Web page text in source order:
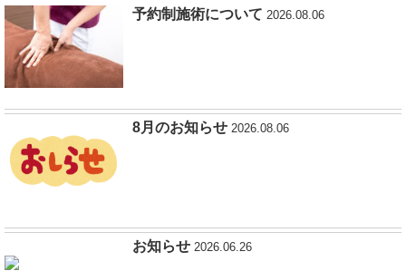
予約制施術について 2026.08.06
8月のお知らせ 2026.08.06
お知らせ 2026.06.26